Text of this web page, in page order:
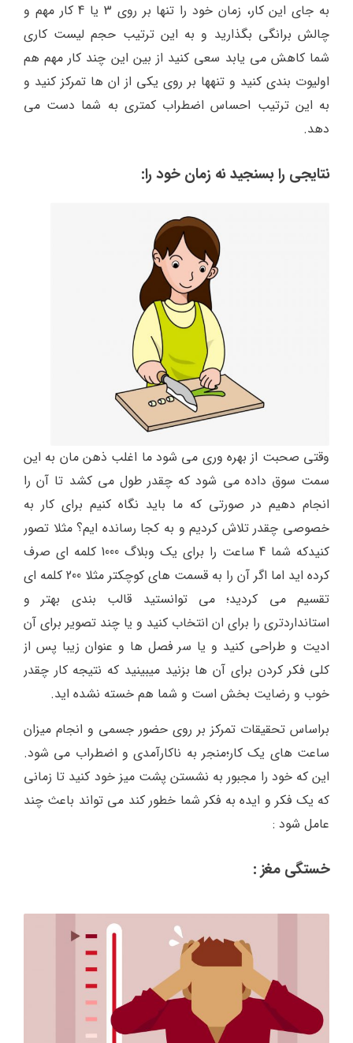
به جای این کار، زمان خود را تنها بر روی 3 یا 4 کار مهم و
چالش برانگی بگذارید و به این ترتیب حجم لیست کاری
شما کاهش می یابد سعی کنید از بین این چند کار مهم هم
اولیوت بندی کنید و تنهها بر روی یکی از ان ها تمرکز کنید و
به این ترتیب احساس اضطراب کمتری به شما دست می
دهد.
نتایجی را بسنجید نه زمان خود را:
وقتی صحبت از بهره وری می شود ما اغلب ذهن مان به این
سمت سوق داده می شود که چقدر طول می کشد تا آن را
انجام دهیم در صورتی که ما باید نگاه کنیم برای کار به
خصوصی چقدر تلاش کردیم و به کجا رسانده ایم؟ مثلا تصور
کنیدکه شما 4 ساعت را برای یک وبلاگ 1000 کلمه ای صرف
کرده اید اما اگر آن را به قسمت های کوچکتر مثلا 200 کلمه ای
تقسیم می کردید؛ می توانستید قالب بندی بهتر و
استانداردتری را برای ان انتخاب کنید و یا چند تصویر برای آن
ادیت و طراحی کنید و یا سر فصل ها و عنوان زیبا پس از
کلی فکر کردن برای آن ها بزنید میبینید که نتیجه کار چقدر
خوب و رضایت بخش است و شما هم خسته نشده اید.
براساس تحقیقات تمرکز بر روی حضور جسمی و انجام میزان
ساعت های یک کار؛منجر به ناکارآمدی و اضطراب می شود.
این که خود را مجبور به نشستن پشت میز خود کنید تا زمانی
که یک فکر و ایده به فکر شما خطور کند می تواند باعث چند
عامل شود :
خستگی مغز :